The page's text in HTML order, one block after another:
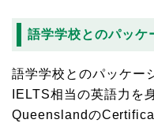
語学学校とのパッケ
語学学校とのパッケー
IELTS相当の英語力を
Queenslandの